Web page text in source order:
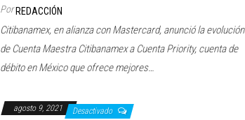
Por REDACCIÓN
Citibanamex, en alianza con Mastercard, anunció la evolución
de Cuenta Maestra Citibanamex a Cuenta Priority, cuenta de
débito en México que ofrece mejores…
agosto 9, 2021 Desactivado